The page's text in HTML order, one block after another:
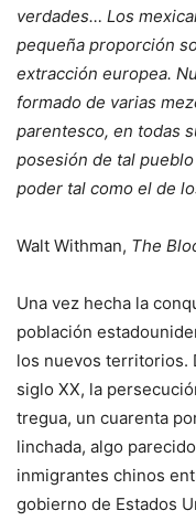
verdades… Los
pequeña proporción
extracción europea.
formado de varias
parentesco, en todas
posesión de tal
poder tal como el de
Walt Withman, The
Una vez hecha la
población
los nuevos territorios.
siglo XX, la
tregua, un cuarenta
linchada, algo
inmigrantes chinos
gobierno de Estados